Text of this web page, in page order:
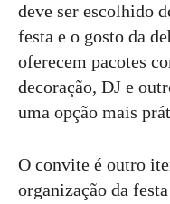
deve ser escolhido
festa e o gosto da
oferecem pacotes
decoração, DJ e
uma opção mais
O convite é outro
organização da